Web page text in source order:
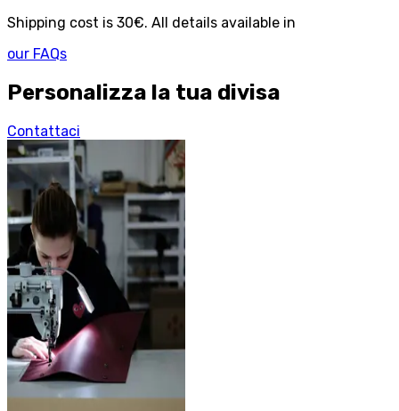
Shipping cost is 30€. All details available in
our FAQs
Personalizza la tua divisa
Contattaci